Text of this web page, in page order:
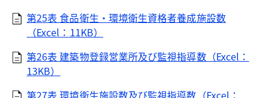
第25表 食品衛生・環境衛生資格者養成施設数
（Excel：11KB）
第26表 建築物登録営業所及び監視指導数（Excel：
13KB）
第27表 環境衛生施設数及び監視指導数（Excel：